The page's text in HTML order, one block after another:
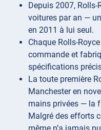
Depuis 2007,
voitures par an —
en 2011 à lui seul.
Chaque Rolls-
commande et
spécifications
La toute première
Manchester en
mains privées — la
Malgré des efforts